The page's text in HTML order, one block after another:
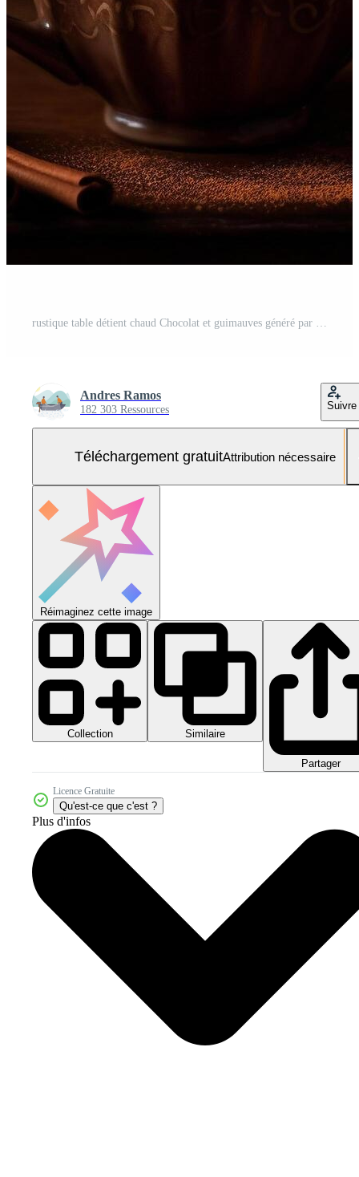
rustique table détient chaud Chocolat et guimauves généré par ai Photo Gratuite
Andres Ramos
182 303 Ressources Suivre
Téléchargement gratuitAttribution nécessaire
Réimaginez cette image
Collection Similaire
Partager
Licence Gratuite
Qu'est-ce que c'est ?
Plus d'infos